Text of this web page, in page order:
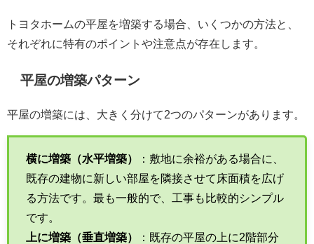
トヨタホームの平屋を増築する場合、いくつかの方法と、
それぞれに特有のポイントや注意点が存在します。
平屋の増築パターン
平屋の増築には、大きく分けて2つのパターンがあります。
横に増築（水平増築）
：敷地に余裕がある場合に、
既存の建物に新しい部屋を隣接させて床面積を広げ
る方法です。最も一般的で、工事も比較的シンプル
です。
上に増築（垂直増築）
：既存の平屋の上に2階部分